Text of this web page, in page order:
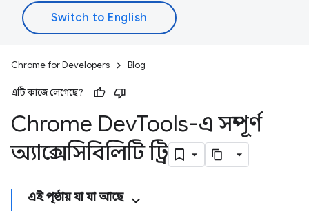
Chrome for Developers Blog
এটি কাজে লেগেছে?
Chrome DevTools-এ সম্পূর্ণ
অ্যাক্সেসিবিলিটি ট্রি
এই পৃষ্ঠায় যা যা আছে